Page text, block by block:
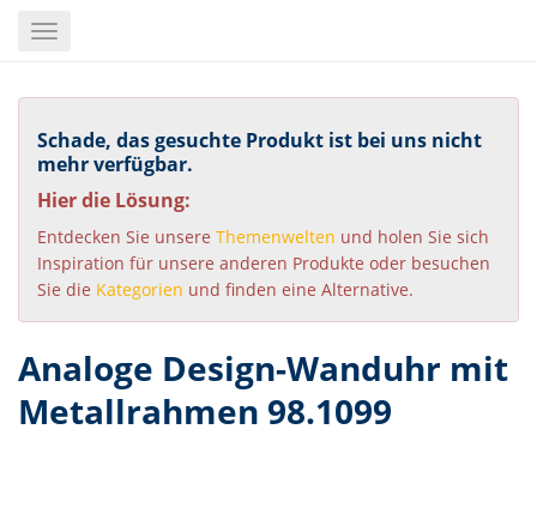
content
Toggle
Schade, das gesuchte Produkt ist bei uns nicht
mehr verfügbar.
Hier die Lösung:
Entdecken Sie unsere Themenwelten und holen Sie sich
Inspiration für unsere anderen Produkte oder besuchen
Sie die Kategorien und finden eine Alternative.
Analoge Design-Wanduhr mit
Metallrahmen 98.1099